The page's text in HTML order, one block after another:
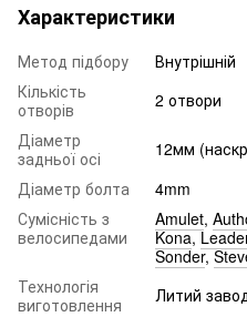
Характеристики
Метод підбору
Внутрішній
Кількість
отворів
2 отвори
Діаметр
задньої осі
12мм
Діаметр болта
4mm
Сумісність з
велосипедами
Amulet,
Kona,
Sonder,
Технологія
виготовлення
Литий